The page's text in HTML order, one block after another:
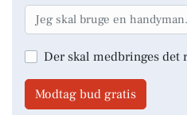
Der skal medbringes det
Modtag bud gratis